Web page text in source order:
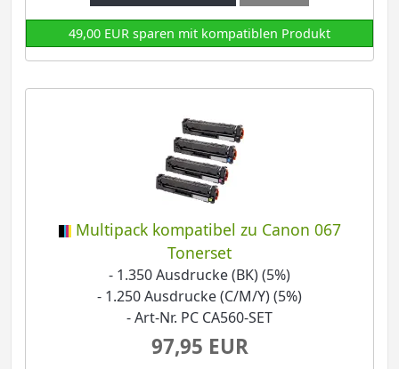
49,00 EUR sparen mit kompatiblen Produkt
Multipack kompatibel zu Canon 067
Tonerset
- 1.350 Ausdrucke (BK) (5%)
- 1.250 Ausdrucke (C/M/Y) (5%)
- Art-Nr. PC CA560-SET
97,95 EUR